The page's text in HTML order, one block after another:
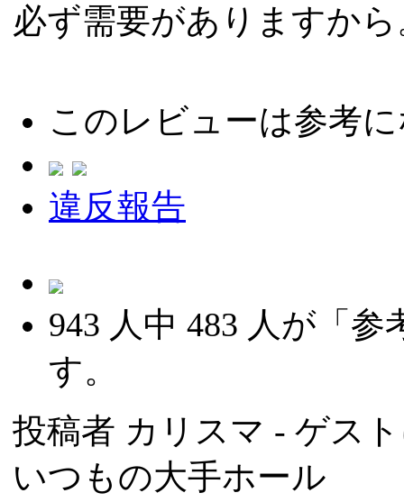
必ず需要がありますから
このレビューは参考
違反報告
943 人中 483 人が「参
す。
投稿者 カリスマ - ゲス
いつもの大手ホール